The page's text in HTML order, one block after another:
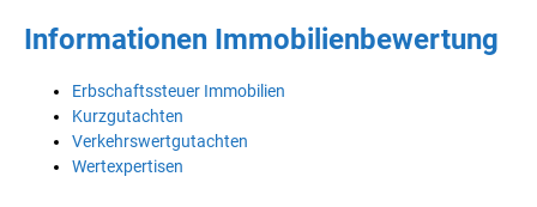
Informationen Immobilienbewertung
Erbschaftssteuer Immobilien
Kurzgutachten
Verkehrswertgutachten
Wertexpertisen